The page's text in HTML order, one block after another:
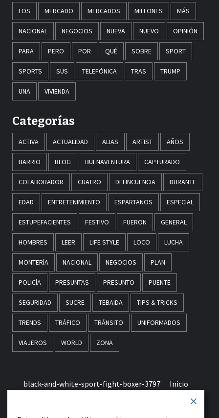
LOS MERCADO MERCADOS MILLONES MÁS
NACIONAL NEGOCIOS NUEVA NUEVO OPINIÓN
PARA PERO POR QUÉ SOBRE SPORT
SPORTS SUS TELEFÓNICA TRAS TRUMP
UNA VIVIENDA
Categorías
ACTIVA ACTUALIDAD ALIAS ARTIST AÑOS
BARRIO BLOG BUENAVENTURA CAPTURADO
COLABORADOR CUATRO DELINCUENCIA DURANTE
EDAD ENTRETENIMIENTO ESPARTANOS ESPECIAL
ESTUPEFACIENTES FESTIVO FUERON GENERAL
HOMBRES LEER LIFE STYLE LOCO LUCHA
MONTERÍA NACIONAL NEGOCIOS PLAN
POLICÍA PRESUNTAS PRESUNTO PUENTE
SEGURIDAD SUCRE TEBAIDA TIPS & TRICKS
TRENDS TRÁFICO TRÁNSITO UNIFORMADOS
VIAJEROS WORLD ZONA
black-and-white-sport-fight-boxer-3797 Inicio